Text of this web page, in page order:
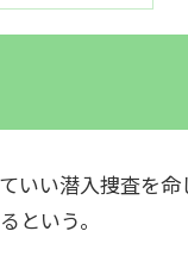
い潜入捜査を
という。